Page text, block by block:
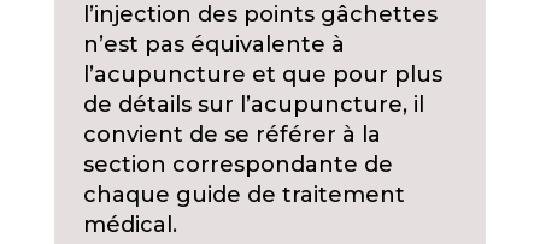
l’injection des points gâchettes
n’est pas équivalente à
l’acupuncture et que pour plus
de détails sur l’acupuncture, il
convient de se référer à la
section correspondante de
chaque guide de traitement
médical.